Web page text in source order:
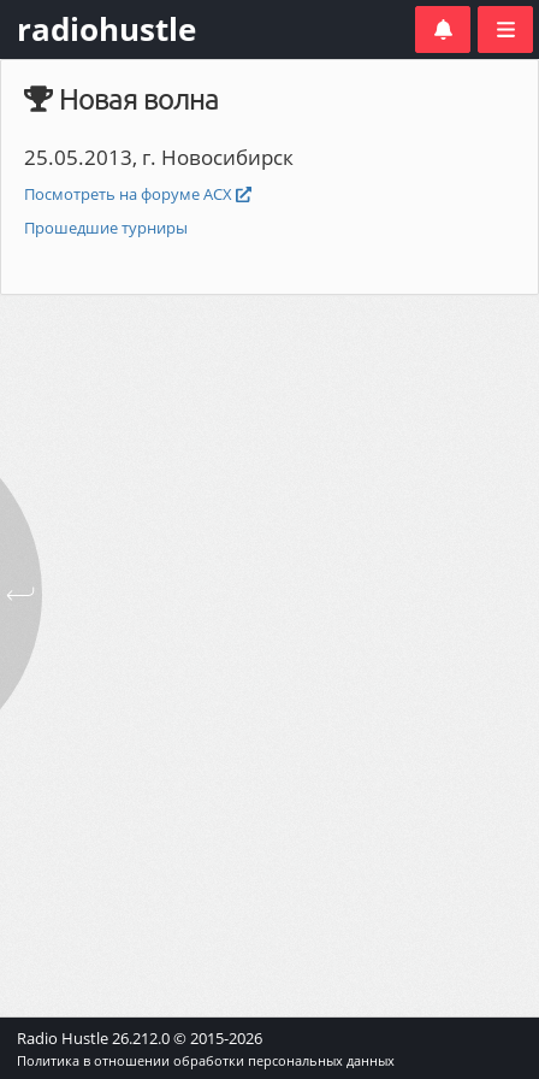
radiohustle
Новая волна
25.05.2013, г. Новосибирск
Посмотреть на форуме АСХ
Прошедшие турниры
Radio Hustle26.212.0© 2015-2026
Политика в отношении обработки персональных данных